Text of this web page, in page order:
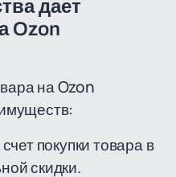
дает
Ozon
на Ozon
покупки товара в
скидки.